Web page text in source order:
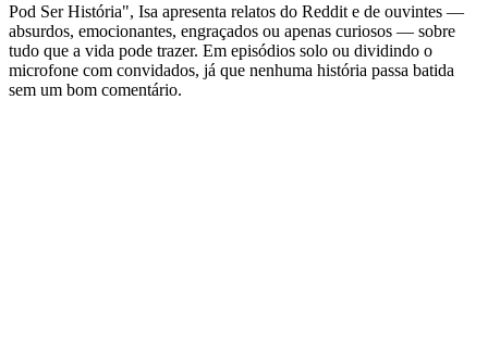
Pod Ser História", Isa apresenta relatos do Reddit e de ouvintes —
absurdos, emocionantes, engraçados ou apenas curiosos — sobre
tudo que a vida pode trazer. Em episódios solo ou dividindo o
microfone com convidados, já que nenhuma história passa batida
sem um bom comentário.